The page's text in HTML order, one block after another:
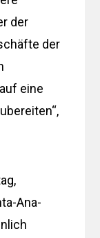
der
der
eine
Ana-